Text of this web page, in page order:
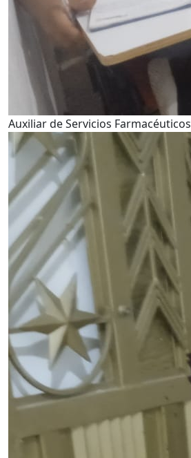
Auxiliar de Servicios Farmacéuticos